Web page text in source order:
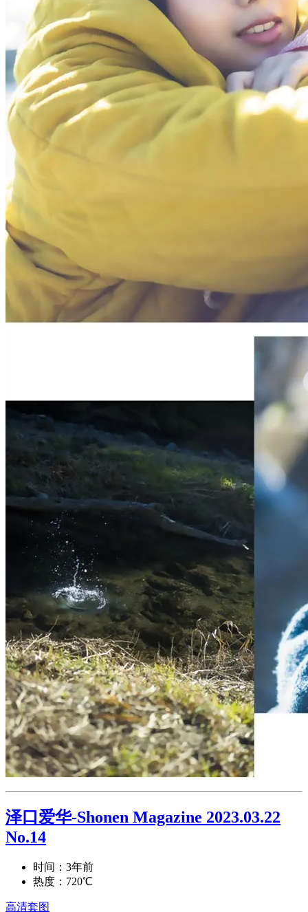
泽口爱华-Shonen Magazine 2023.03.22
No.14
时间：3年前
热度：720℃
高清套图